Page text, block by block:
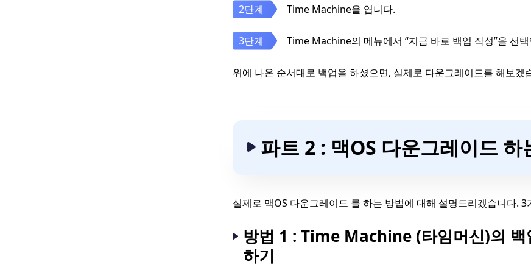
Time Machine을 엽니다.
Time Machine의 메뉴에서 “지금 바로 백업 작성”을 선
위에 나온 순서대로 백업을 하셨으면, 실제로 다운그레이드를 해보겠
파트 2 : 맥OS 다운그레이드 하
실제로 맥OS 다운그레이드 를 하는 방법에 대해 설명드리겠습니다.
방법 1 : Time Machine (타임머신)의 백
하기